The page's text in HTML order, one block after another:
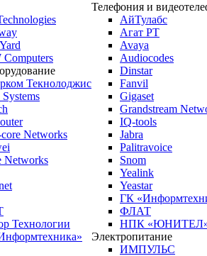
Текнолоджис
Networks
Networks
Технологии
Телефония и
АйТулабс
Агат РТ
Avaya
Audiocodes
Dinstar
Fanvil
Gigaset
Grandstream
IQ-tools
Jabra
Palitravoice
Snom
Yealink
Yeastar
ГК
ФЛАТ
НПК
Электропитание
ИМПУЛЬС